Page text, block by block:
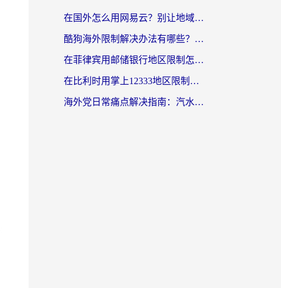
在国外怎么用网易云？别让地域限制断了你的中文歌单——附听书社交定位解决方案
酷狗海外限制解决办法有哪些？留学生亲测有效的回国加速指南
在菲律宾用邮储银行地区限制怎么办？海外华人必看的回国加速解决方案
在比利时用掌上12333地区限制怎么办？海外华人亲测有效的回国加速方案
海外党日常痛点解决指南：汽水有些音乐在国外无法播放怎么办？